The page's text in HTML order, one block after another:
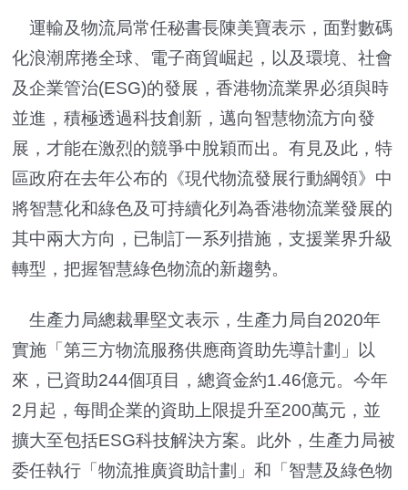
運輸及物流局常任秘書長陳美寶表示，面對數碼
化浪潮席捲全球、電子商貿崛起，以及環境、社會
及企業管治(ESG)的發展，香港物流業界必須與時
並進，積極透過科技創新，邁向智慧物流方向發
展，才能在激烈的競爭中脫穎而出。有見及此，特
區政府在去年公布的《現代物流發展行動綱領》中
將智慧化和綠色及可持續化列為香港物流業發展的
其中兩大方向，已制訂一系列措施，支援業界升級
轉型，把握智慧綠色物流的新趨勢。
生產力局總裁畢堅文表示，生產力局自2020年
實施「第三方物流服務供應商資助先導計劃」以
來，已資助244個項目，總資金約1.46億元。今年
2月起，每間企業的資助上限提升至200萬元，並
擴大至包括ESG科技解決方案。此外，生產力局被
委任執行「物流推廣資助計劃」和「智慧及綠色物